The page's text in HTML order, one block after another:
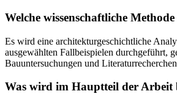
Welche wissenschaftliche
Es wird eine architekturgeschichtliche
ausgewählten Fallbeispielen durchgeführt,
Bauuntersuchungen und
Was wird im Hauptteil der Arbeit